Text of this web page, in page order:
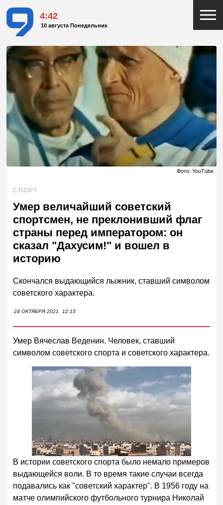
4:42
10 августа Понедельник
Фото: YouTube
СПОРТ
Умер величайший советский
спортсмен, не преклонивший флаг
страны перед императором: он
сказал "Дахусим!" и вошел в
историю
Скончался выдающийся лыжник, ставший символом
советского характера.
24 ОКТЯБРЯ 2021 12:15
Умер Вячеслав Веденин. Человек, ставший
символом советского спорта и советского характера.
В истории советского спорта было немало примеров
выдающейся воли. В то время такие случаи всегда
подавались как "советский характер". В 1956 году на
матче олимпийского футбольного турнира Николай